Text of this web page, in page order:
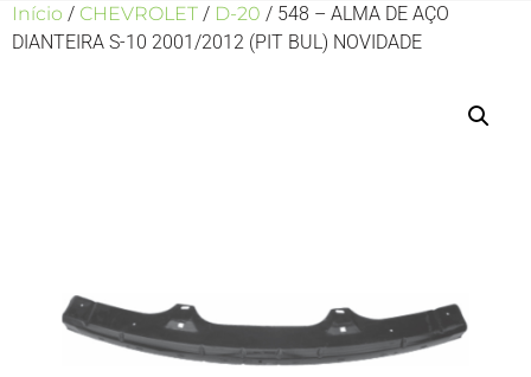
Início / CHEVROLET / D-20 / 548 – ALMA DE AÇO
DIANTEIRA S-10 2001/2012 (PIT BUL) NOVIDADE